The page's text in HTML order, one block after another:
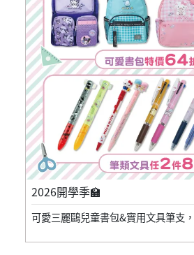
2026開學季🏫
可愛三麗鷗兒童書包&實用文具筆支